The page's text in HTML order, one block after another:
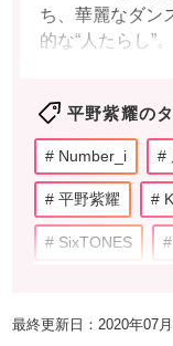
ち、華麗なダン
的な“人たらし”
ル”と言うなど
る。趣味はクル
キャッチ。
平野紫耀の
Number_i
平野紫耀
SixTONES
ファッション
最終更新日：2020年07月